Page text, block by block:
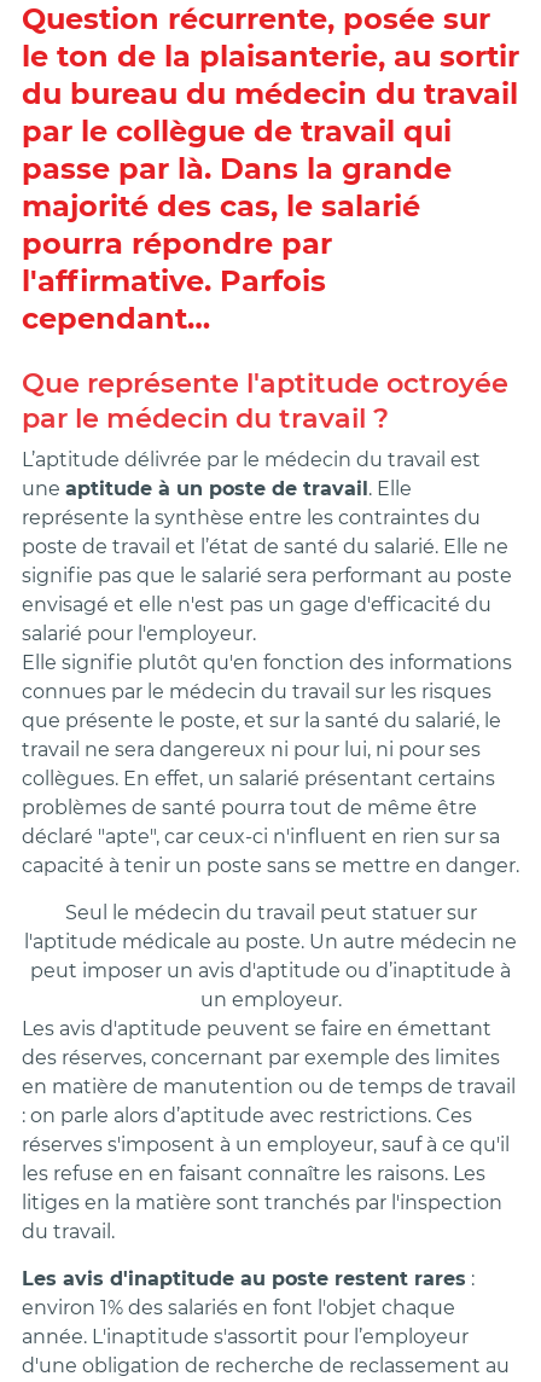
Question récurrente, posée sur
le ton de la plaisanterie, au sortir
du bureau du médecin du travail
par le collègue de travail qui
passe par là. Dans la grande
majorité des cas, le salarié
pourra répondre par
l'affirmative. Parfois
cependant…
Que représente l'aptitude octroyée
par le médecin du travail ?
L’aptitude délivrée par le médecin du travail est
une aptitude à un poste de travail. Elle
représente la synthèse entre les contraintes du
poste de travail et l’état de santé du salarié. Elle ne
signifie pas que le salarié sera performant au poste
envisagé et elle n'est pas un gage d'efficacité du
salarié pour l'employeur.
Elle signifie plutôt qu'en fonction des informations
connues par le médecin du travail sur les risques
que présente le poste, et sur la santé du salarié, le
travail ne sera dangereux ni pour lui, ni pour ses
collègues. En effet, un salarié présentant certains
problèmes de santé pourra tout de même être
déclaré "apte", car ceux-ci n'influent en rien sur sa
capacité à tenir un poste sans se mettre en danger.
Seul le médecin du travail peut statuer sur
l'aptitude médicale au poste. Un autre médecin ne
peut imposer un avis d'aptitude ou d’inaptitude à
un employeur.
Les avis d'aptitude peuvent se faire en émettant
des réserves, concernant par exemple des limites
en matière de manutention ou de temps de travail
: on parle alors d’aptitude avec restrictions. Ces
réserves s'imposent à un employeur, sauf à ce qu'il
les refuse en en faisant connaître les raisons. Les
litiges en la matière sont tranchés par l'inspection
du travail.
Les avis d'inaptitude au poste restent rares :
environ 1% des salariés en font l'objet chaque
année. L'inaptitude s'assortit pour l’employeur
d'une obligation de recherche de reclassement au